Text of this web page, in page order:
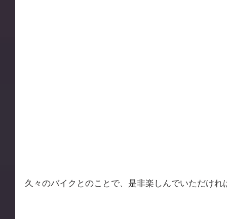
久々のバイクとのことで、是非楽しんでいただけれ